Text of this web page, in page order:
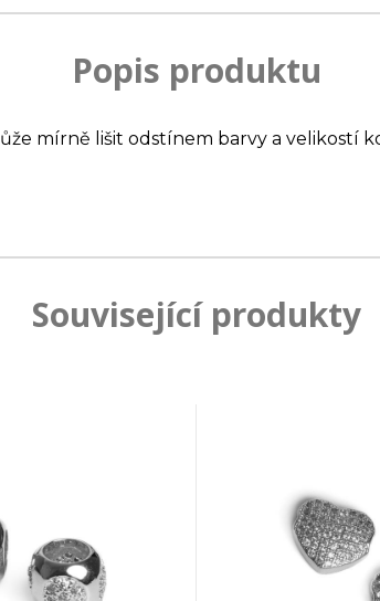
Popis produktu
mírně lišit odstínem barvy a velikostí
Související produkty